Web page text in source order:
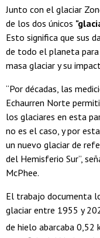
Junto con el glaciar
de los dos únicos
Esto significa que sus
de todo el planeta
masa glaciar y su
“Por décadas, las
Echaurren Norte
los glaciares en esta
no es el caso, y por
un nuevo glaciar de
del Hemisferio Sur”,
McPhee.
El trabajo documenta
glaciar entre 1955 y
de hielo abarcaba 0,52